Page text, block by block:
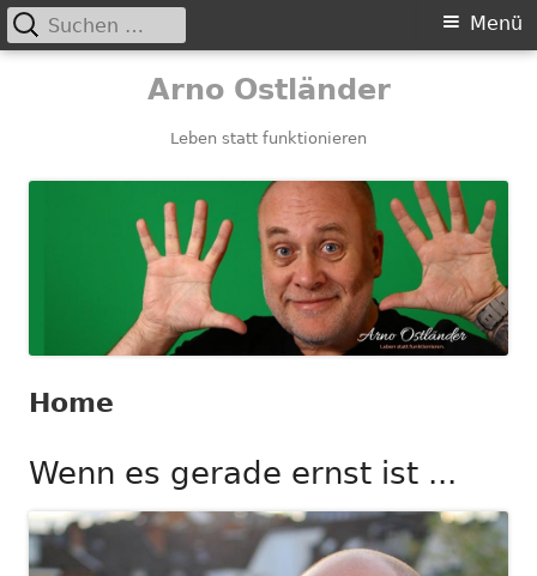
Arno Ostländer
Leben statt funktionieren
Primäres
Menü
Suchen
nach:
Home
Wenn es gerade ernst ist ...